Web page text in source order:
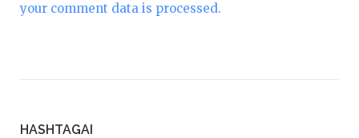
your comment data is processed.
HASHTAGAI